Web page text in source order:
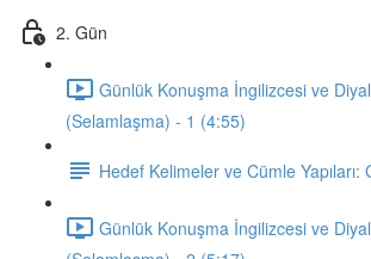
2. Gün
Günlük Konuşma İngilizcesi ve
(Selamlaşma) - 1 (4:55)
Hedef Kelimeler ve Cümle Yapıları:
Günlük Konuşma İngilizcesi ve